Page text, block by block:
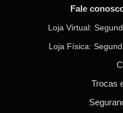
Fale
Loja Virtual:
Loja Física:
Trocas